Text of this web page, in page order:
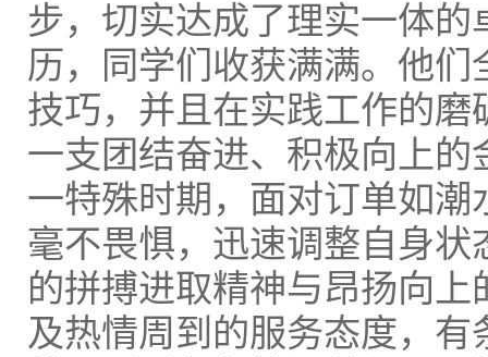
步，切实达成了理实一体
历，同学们收获满满。他
技巧，并且在实践工作的
一支团结奋进、积极向上的
一特殊时期，面对订单如
毫不畏惧，迅速调整自身
的拼搏进取精神与昂扬向
及热情周到的服务态度，